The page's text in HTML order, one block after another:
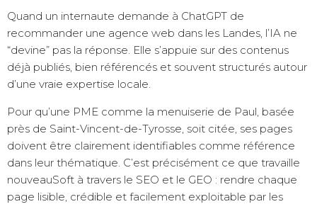
Quand un internaute demande à ChatGPT de
recommander une agence web dans les Landes, l’IA ne
“devine” pas la réponse. Elle s’appuie sur des contenus
déjà publiés, bien référencés et souvent structurés autour
d’une vraie expertise locale.
Pour qu’une PME comme la menuiserie de Paul, basée
près de Saint-Vincent-de-Tyrosse, soit citée, ses pages
doivent être clairement identifiables comme référence
dans leur thématique. C’est précisément ce que travaille
nouveauSoft à travers le SEO et le GEO : rendre chaque
page lisible, crédible et facilement exploitable par les